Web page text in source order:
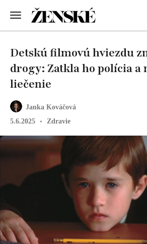
Janka Kováčová
5.6.2025
Zdravie
Detskú filmovú hviezdu
drogy: Zatkla ho polícia a
liečenie